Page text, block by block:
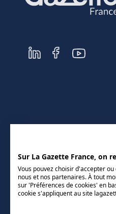
Sur La Gazette France, on
Vous pouvez choisir d'accepter
nous et nos partenaires. À tout
sur 'Préférences de cookies' en
cookie s'appliquent au site